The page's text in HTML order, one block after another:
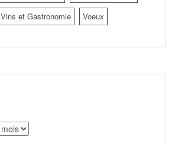
Vins et Gastronomie Voeux